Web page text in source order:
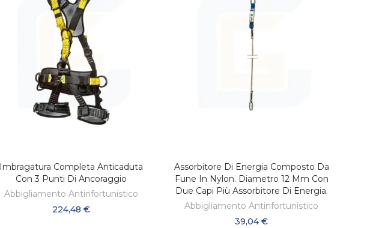
AGGIUNGI AL CARRELLO
Imbragatura Completa Anticaduta
Con 3 Punti Di Ancoraggio
Abbigliamento Antinfortunistico
224,48 €
AGGIUNGI AL CARRELLO
Assorbitore Di Energia Composto Da
Fune In Nylon. Diametro 12 Mm Con
Due Capi Più Assorbitore Di Energia.
Abbigliamento Antinfortunistico
39,04 €